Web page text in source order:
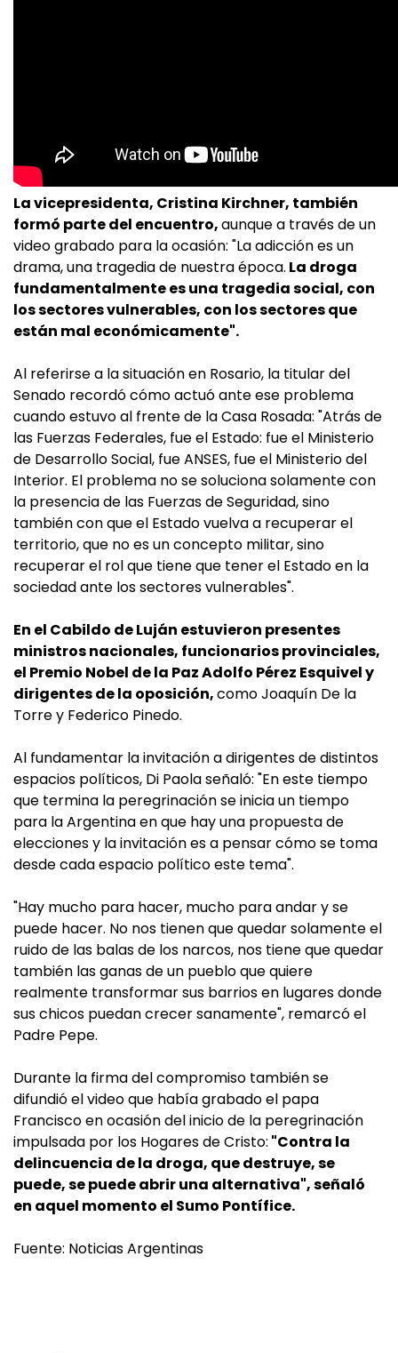
La vicepresidenta, Cristina Kirchner, también
formó parte del encuentro,aunque a través de un
video grabado para la ocasión: "La adicción es un
drama, una tragedia de nuestra época. La droga
fundamentalmente es una tragedia social, con
los sectores vulnerables, con los sectores que
están mal económicamente".
Al referirse a la situación en Rosario, la titular del
Senado recordó cómo actuó ante ese problema
cuando estuvo al frente de la Casa Rosada: "Atrás de
las Fuerzas Federales, fue el Estado: fue el Ministerio
de Desarrollo Social, fue ANSES, fue el Ministerio del
Interior. El problema no se soluciona solamente con
la presencia de las Fuerzas de Seguridad, sino
también con que el Estado vuelva a recuperar el
territorio, que no es un concepto militar, sino
recuperar el rol que tiene que tener el Estado en la
sociedad ante los sectores vulnerables".
En el Cabildo de Luján estuvieron presentes
ministros nacionales, funcionarios provinciales,
el Premio Nobel de la Paz Adolfo Pérez Esquivel y
dirigentes de la oposición,como Joaquín De la
Torre y Federico Pinedo.
Al fundamentar la invitación a dirigentes de distintos
espacios políticos, Di Paola señaló: "En este tiempo
que termina la peregrinación se inicia un tiempo
para la Argentina en que hay una propuesta de
elecciones y la invitación es a pensar cómo se toma
desde cada espacio político este tema".
"Hay mucho para hacer, mucho para andar y se
puede hacer. No nos tienen que quedar solamente el
ruido de las balas de los narcos, nos tiene que quedar
también las ganas de un pueblo que quiere
realmente transformar sus barrios en lugares donde
sus chicos puedan crecer sanamente", remarcó el
Padre Pepe.
Durante la firma del compromiso también se
difundió el video que había grabado el papa
Francisco en ocasión del inicio de la peregrinación
impulsada por los Hogares de Cristo: "Contra la
delincuencia de la droga, que destruye, se
puede, se puede abrir una alternativa", señaló
en aquel momento el Sumo Pontífice.
Fuente: Noticias Argentinas